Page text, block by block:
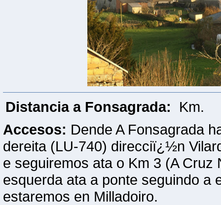
Distancia a Fonsagrada:
Accesos: Dende A Fonsagrada
dereita (LU-740) direcciï¿½n
e seguiremos ata o Km 3 (A
esquerda ata a ponte seguindo a
estaremos en Milladoiro.